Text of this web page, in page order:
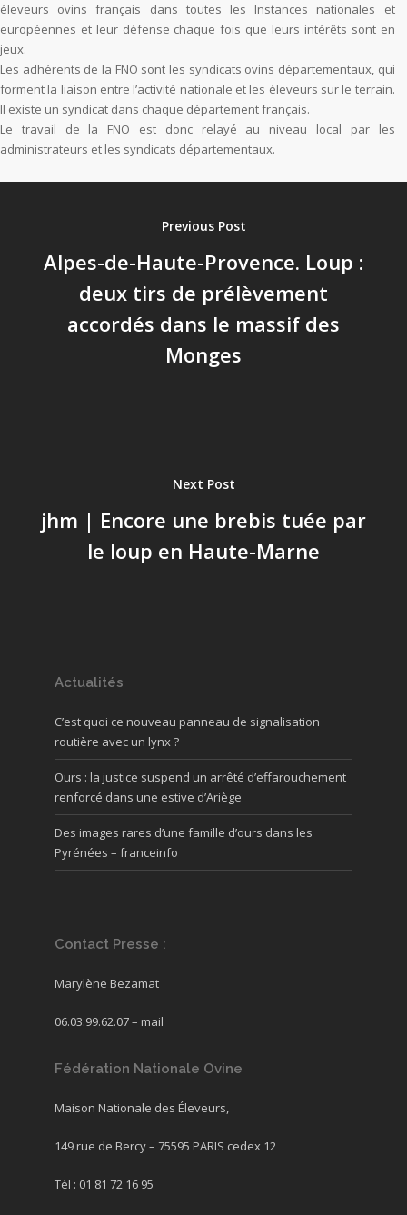
éleveurs ovins français dans toutes les Instances nationales et
européennes et leur défense chaque fois que leurs intérêts sont en
jeux.
Les adhérents de la FNO sont les syndicats ovins départementaux, qui
forment la liaison entre l’activité nationale et les éleveurs sur le terrain.
Il existe un syndicat dans chaque département français.
Le travail de la FNO est donc relayé au niveau local par les
administrateurs et les syndicats départementaux.
Previous Post
Alpes-de-Haute-Provence. Loup :
deux tirs de prélèvement
accordés dans le massif des
Monges
Next Post
jhm | Encore une brebis tuée par
le loup en Haute-Marne
Actualités
C’est quoi ce nouveau panneau de signalisation
routière avec un lynx ?
Ours : la justice suspend un arrêté d’effarouchement
renforcé dans une estive d’Ariège
Des images rares d’une famille d’ours dans les
Pyrénées – franceinfo
Contact Presse :
Marylène Bezamat
06.03.99.62.07 – mail
Fédération Nationale Ovine
Maison Nationale des Éleveurs,
149 rue de Bercy – 75595 PARIS cedex 12
Tél : 01 81 72 16 95